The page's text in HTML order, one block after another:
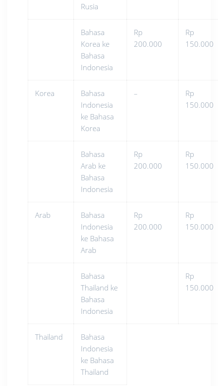
Rusia
Bahasa
Korea ke
Bahasa
Indonesia
Rp
200.000
Rp
150.000
Korea
Bahasa
Indonesia
ke Bahasa
Korea
–
Rp
150.000
Bahasa
Arab ke
Bahasa
Indonesia
Rp
200.000
Rp
150.000
Arab
Bahasa
Indonesia
ke Bahasa
Arab
Rp
200.000
Rp
150.000
Bahasa
Thailand ke
Bahasa
Indonesia
Rp
150.000
Thailand
Bahasa
Indonesia
ke Bahasa
Thailand